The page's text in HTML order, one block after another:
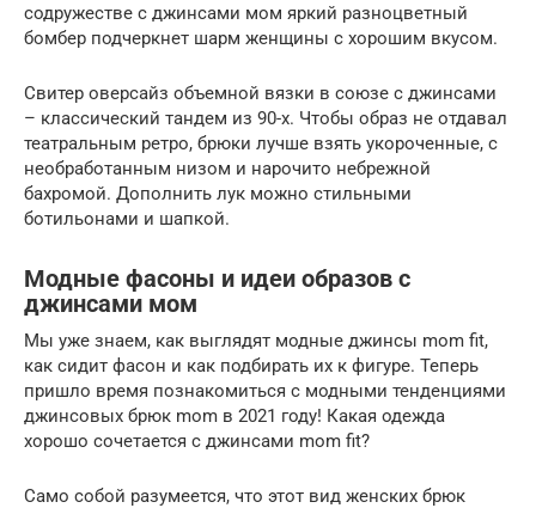
содружестве с джинсами мом яркий разноцветный
бомбер подчеркнет шарм женщины с хорошим вкусом.
Свитер оверсайз объемной вязки в союзе с джинсами
– классический тандем из 90-х. Чтобы образ не отдавал
театральным ретро, брюки лучше взять укороченные, с
необработанным низом и нарочито небрежной
бахромой. Дополнить лук можно стильными
ботильонами и шапкой.
Модные фасоны и идеи образов с
джинсами мом
Мы уже знаем, как выглядят модные джинсы mom fit,
как сидит фасон и как подбирать их к фигуре. Теперь
пришло время познакомиться с модными тенденциями
джинсовых брюк mom в 2021 году! Какая одежда
хорошо сочетается с джинсами mom fit?
Само собой разумеется, что этот вид женских брюк